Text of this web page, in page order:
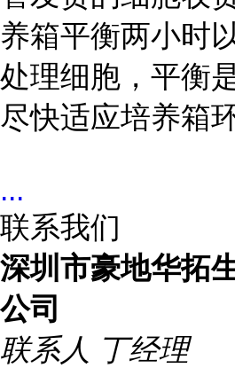
养箱平衡两小时
处理细胞，平衡
尽快适应培养箱
...
联系我们
深圳市豪地华拓
公司
联系人 丁经理